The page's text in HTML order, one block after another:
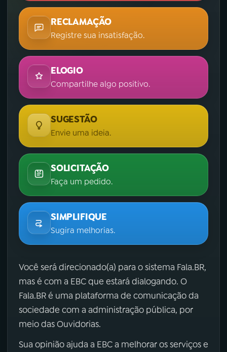
RECLAMAÇÃO
Registre sua insatisfação.
ELOGIO
Compartilhe algo positivo.
SUGESTÃO
Envie uma ideia.
SOLICITAÇÃO
Faça um pedido.
SIMPLIFIQUE
Sugira melhorias.
Você será direcionado(a) para o sistema Fala.BR,
mas é com a EBC que estará dialogando. O
Fala.BR é uma plataforma de comunicação da
sociedade com a administração pública, por
meio das Ouvidorias.
Sua opinião ajuda a EBC a melhorar os serviços e